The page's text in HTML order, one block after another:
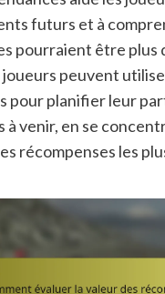
futurs et à
pourraient être plus
peuvent
pour planifier leur
à venir, en se
récompenses les